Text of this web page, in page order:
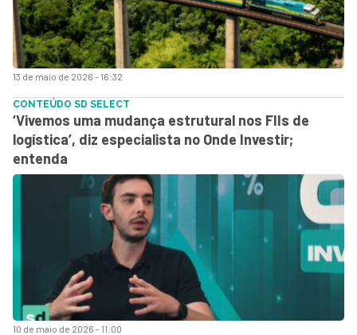
13 de maio de 2026 - 16:32
10 de maio de 2026 - 11:00
CONTEÚDO SD SELECT
‘Vivemos uma mudança estrutural nos FIIs de
logística’, diz especialista no Onde Investir;
entenda